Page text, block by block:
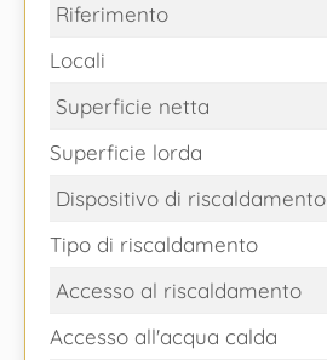
Riferimento
Locali
Superficie netta
Superficie lorda
Dispositivo di riscaldamento
Tipo di riscaldamento
Accesso al riscaldamento
Accesso all'acqua calda